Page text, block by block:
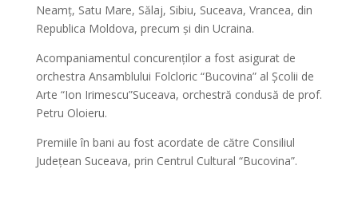
Neamț, Satu Mare, Sălaj, Sibiu, Suceava, Vrancea, din
Republica Moldova, precum și din Ucraina.
Acompaniamentul concurenților a fost asigurat de
orchestra Ansamblului Folcloric “Bucovina” al Școlii de
Arte “Ion Irimescu”Suceava, orchestră condusă de prof.
Petru Oloieru.
Premiile în bani au fost acordate de către Consiliul
Județean Suceava, prin Centrul Cultural “Bucovina”.